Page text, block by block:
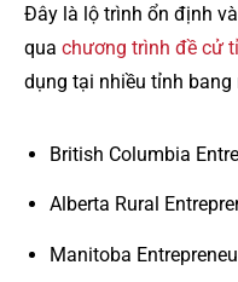
Đây là lộ trình ổn định
qua chương trình đề cử
dụng tại nhiều tỉnh bang
British Columbia
Alberta Rural
Manitoba